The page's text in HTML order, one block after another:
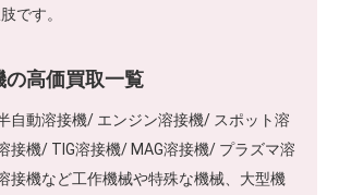
です。
の高価買取一覧
自動溶接機/ エンジン溶接機/ スポット溶
接機/ TIG溶接機/ MAG溶接機/ プラズマ溶
接機など工作機械や特殊な機械、大型機